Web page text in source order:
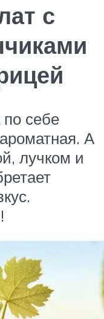
с
себе
А
лучком и